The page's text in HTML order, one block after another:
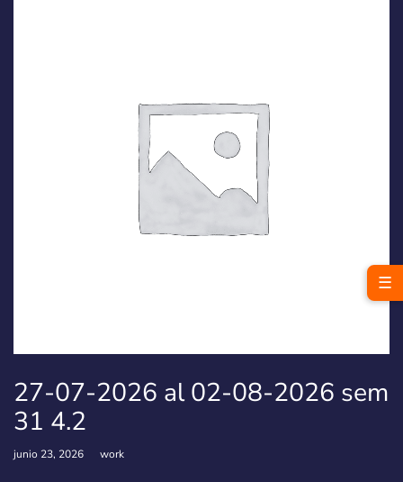
27-07-2026 al 02-08-2026 sem
31 4.2
junio 23, 2026 work
☰